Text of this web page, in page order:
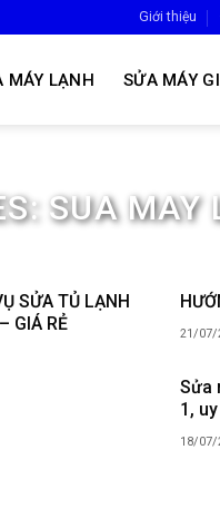
Giới thiệu
MÁY LẠNH SỬA MÁY
SUA MAY
SỬA TỦ LẠNH
GIÁ RẺ
21/07/
Sửa
1,
18/07/